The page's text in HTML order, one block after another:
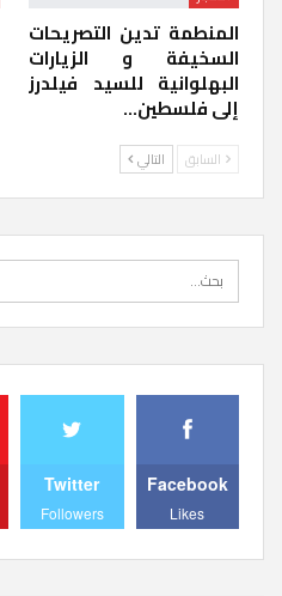
المنطمة تدين التصريحات
السخيفة و الزيارات
البهلوانية للسيد فيلدرز
إلى فلسطين…
السابق التالي
Facebook
Likes
Twitter
Followers